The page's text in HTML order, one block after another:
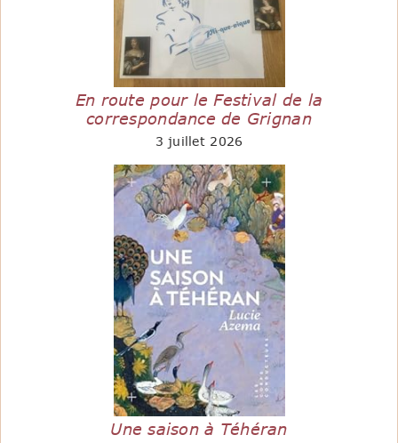
En route pour le Festival de la
correspondance de Grignan
3 juillet 2026
Une saison à Téhéran